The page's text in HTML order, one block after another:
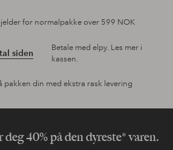
for normalpakke over 599 NOK
siden
Betale med elpy. Les mer i
kassen.
pakken din med ekstra rask levering
deg 40% på den dyreste* varen.